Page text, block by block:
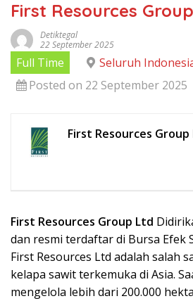
First Resources
Detiktegal
22 September 2025
Full Time
Seluruh
Posted on 22 September 2025
First Resources Group
First Resources Group Ltd
dan resmi terdaftar di Bursa Efek
First Resources Ltd adalah salah
kelapa sawit terkemuka di Asia.
mengelola lebih dari 200.000